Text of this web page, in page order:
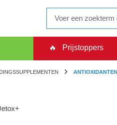
🔥 Prijstoppers
ANTIOXIDANTEN